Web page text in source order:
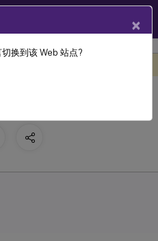
Recording 2308
×
换到该 Web 站点?